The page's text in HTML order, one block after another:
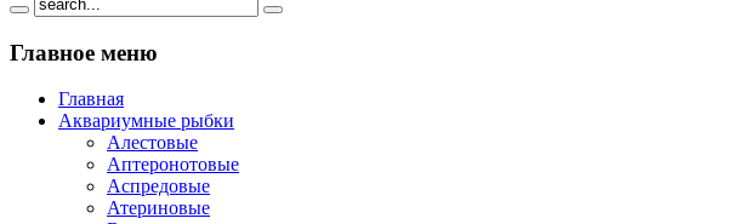
Главное меню
Главная
Аквариумные рыбки
Алестовые
Аптеронотовые
Аспредовые
Атериновые